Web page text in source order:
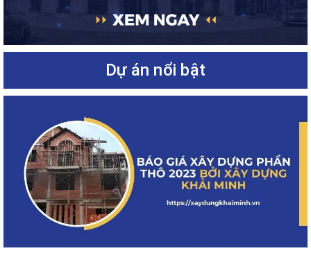
Dự án nổi bật